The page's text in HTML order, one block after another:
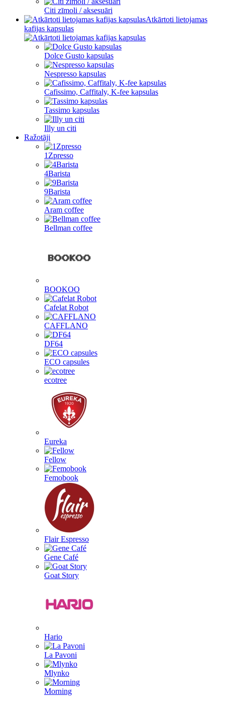
Citi zīmoli / aksesuāri
Atkārtoti lietojamas
kafijas kapsulas
Dolce Gusto kapsulas
Nespresso kapsulas
Cafissimo, Caffitaly, K-fee kapsulas
Tassimo kapsulas
Illy un citi
Ražotāji
1Zpresso
4Barista
9Barista
Aram coffee
Bellman coffee
BOOKOO
Cafelat Robot
CAFFLANO
DF64
ECO capsules
ecotree
Eureka
Fellow
Femobook
Flair Espresso
Gene Café
Goat Story
Hario
La Pavoni
Mlynko
Morning